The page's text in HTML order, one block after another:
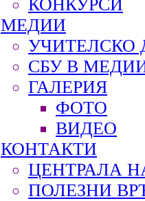
КОНКУРСИ
МЕДИИ
УЧИТЕЛСКО
СБУ В
ГАЛЕРИЯ
ФОТО
ВИДЕО
КОНТАКТИ
ЦЕНТРАЛА
ПОЛЕЗНИ